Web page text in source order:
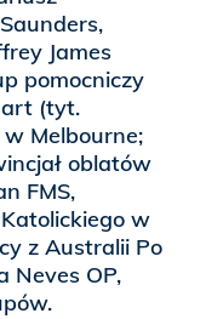
James
pomocniczy
(tyt.
Melbourne;
oblatów
FMS,
w
z Australii Po
Neves OP,